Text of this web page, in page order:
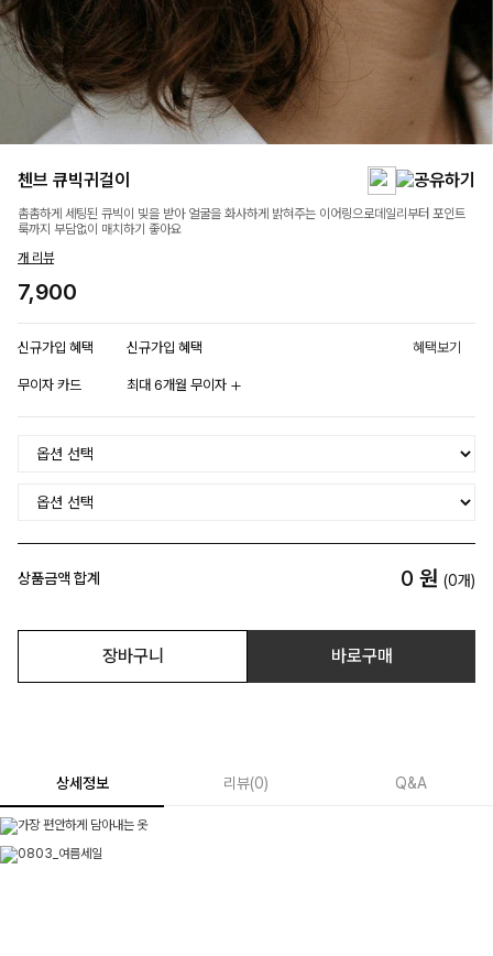
첸브 큐빅귀걸이
촘촘하게 세팅된 큐빅이 빛을 받아 얼굴을 화사하게 밝혀주는 이어링으로데일리부터 포인트
룩까지 부담없이 매치하기 좋아요
개 리뷰
7,900
신규가입 혜택 신규가입 혜택 혜택보기
무이자 카드 최대 6개월 무이자
상품금액 합계 0 원 (0개)
장바구니 바로구매
상세정보 리뷰(0) Q&A